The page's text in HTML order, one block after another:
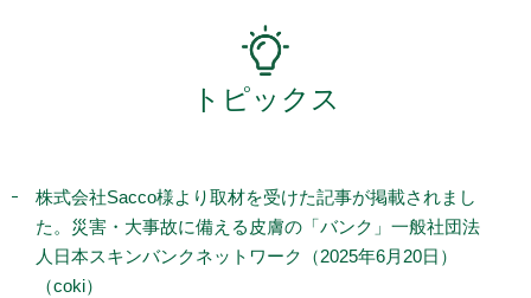
トピックス
株式会社Sacco様より取材を受けた記事が掲載されまし
た。災害・大事故に備える皮膚の「バンク」一般社団法
人日本スキンバンクネットワーク（2025年6月20日）
（coki）